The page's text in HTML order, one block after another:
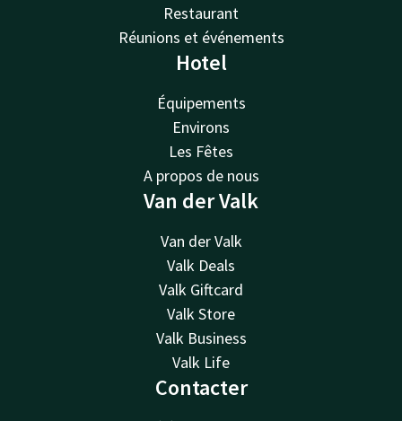
Restaurant
Réunions et événements
Hotel
Équipements
Environs
Les Fêtes
A propos de nous
Van der Valk
Van der Valk
Valk Deals
Valk Giftcard
Valk Store
Valk Business
Valk Life
Contacter